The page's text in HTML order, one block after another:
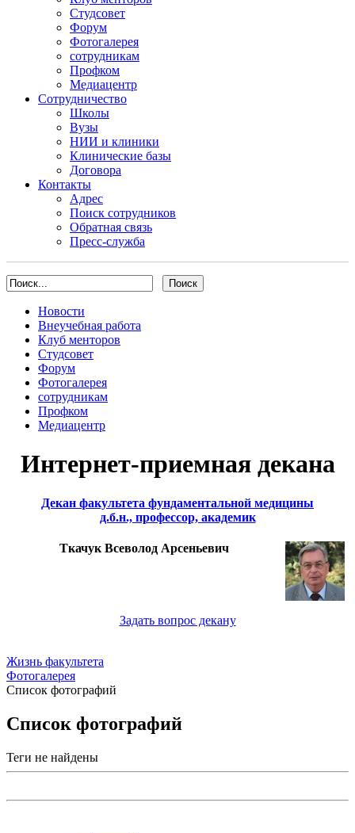
Студсовет
Форум
Фотогалерея
сотрудникам
Профком
Медиацентр
Сотрудничество
Школы
Вузы
НИИ и клиники
Клинические базы
Договора
Контакты
Адрес
Поиск сотрудников
Обратная связь
Пресс-служба
Новости
Внеучебная работа
Клуб менторов
Студсовет
Форум
Фотогалерея
сотрудникам
Профком
Медиацентр
Интернет-приемная декана
Декан факультета фундаментальной медицины
д.б.н., профессор, академик
Ткачук Всеволод Арсеньевич
Задать вопрос декану
Жизнь факультета
Фотогалерея
Список фотографий
Список фотографий
Теги не найдены